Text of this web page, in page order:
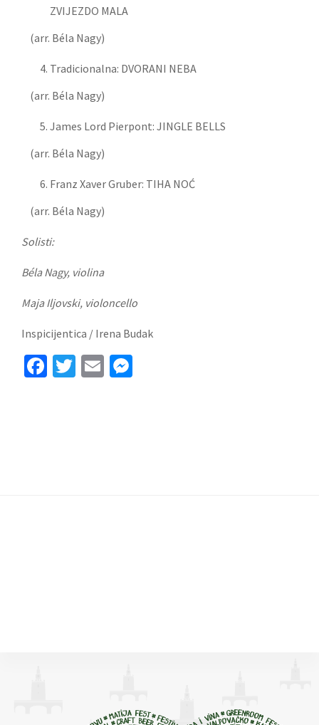
ZVIJEZDO MALA
(arr. Béla Nagy)
Tradicionalna: DVORANI NEBA
(arr. Béla Nagy)
James Lord Pierpont: JINGLE BELLS
(arr. Béla Nagy)
Franz Xaver Gruber: TIHA NOĆ
(arr. Béla Nagy)
Solisti:
Béla Nagy, violina
Maja Iljovski, violoncello
Inspicijentica / Irena Budak
Facebook
Twitter
Email